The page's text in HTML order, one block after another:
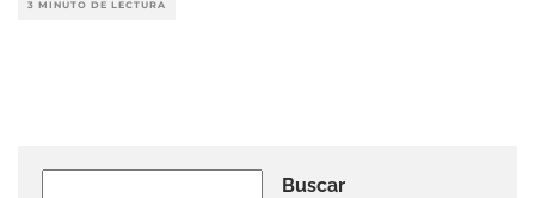
3 MINUTO DE LECTURA
Buscar